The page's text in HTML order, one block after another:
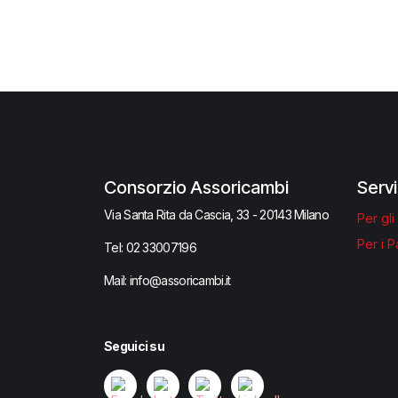
Consorzio Assoricambi
Via Santa Rita da Cascia, 33 - 20143 Milano
Tel: 02 33007​196
Mail: info@assoricambi.it
Seguici su
Per gli
Per i